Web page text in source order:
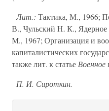
Лит.: Тактика, М., 1966;
В., Чульский Н. К., Ядерное
М., 1967; Организация и
капиталистических
также лит. к статье Военное
П. И. Сироткин.